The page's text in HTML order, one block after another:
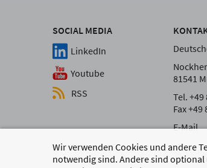
Wir verwenden Cookies und andere
notwendig sind. Andere sind
SOCIAL MEDIA
LinkedIn
Youtube
RSS
81541
Tel. +49
Fax +49
E-Mail